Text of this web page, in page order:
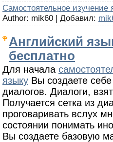
Cамостоятельное изучение
Author: mik60 | Добавил:
Английский
бесплатно
Для начала
языку Вы создаете
диалогов. Диалоги,
Получается сетка из
проговаривать вслух
состоянии понимать
Вы создаете базовую